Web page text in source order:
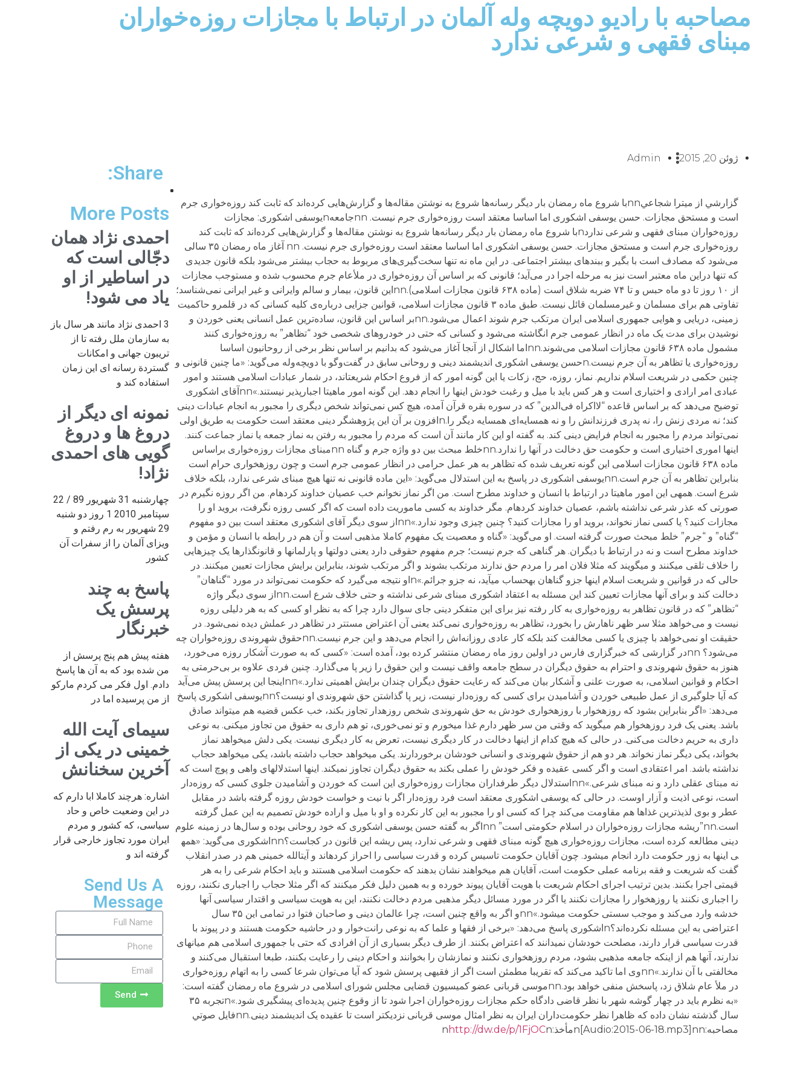
مصاحبه با راديو دويچه وله آلمان در ارتباط با مجازات روزه‌خواران
مبنای فقهی و شرعی ندارد
ژوئن 20, 2015 Admin
گزارشي از ميترا شجاعيnnبا شروع ماه رمضان بار دیگر رسانه‌ها شروع به نوشتن مقاله‌ها و گزارش‌هایی کرده‌اند که ثابت کند روزه‌خواری جرم
است و مستحق مجازات. حسن یوسفی اشکوری اما اساسا معتقد است روزه‌خواری جرم نیست. nnجامعهnیوسفی اشکوری: مجازات
روزه‌خواران مبنای فقهی و شرعی نداردnبا شروع ماه رمضان بار دیگر رسانه‌ها شروع به نوشتن مقاله‌ها و گزارش‌هایی کرده‌اند که ثابت کند
روزه‌خواری جرم است و مستحق مجازات. حسن یوسفی اشکوری اما اساسا معتقد است روزه‌خواری جرم نیست. nn آغاز ماه رمضان ۳۵ سالی
می‌شود که مصادف است با بگیر و ببندهای بیشتر اجتماعی. در این ماه نه تنها سخت‌‌گیری‌های مربوط به حجاب بیشتر می‌شود بلکه قانون جدیدی
که تنها دراین ماه معتبر است نیز به مرحله اجرا در می‌آید؛ قانونی که بر اساس آن روزه‌خواری در ملأعام جرم محسوب شده و مستوجب مجازات
از ۱۰ روز تا دو ماه حبس و تا ۷۴ ضربه شلاق است (ماده ۶۳۸ قانون مجازات اسلامی).nnاین قانون، بیمار و سالم وایرانی و غیر ایرانی نمی‌شناسد؛
تفاوتی هم برای مسلمان و غیرمسلمان قائل نیست. طبق ماده ۳ قانون مجازات اسلامی، قوانین جزایی درباره‌ی کلیه کسانی که در قلمرو حاکمیت
زمینی، دریایی و هوایی جمهوری اسلامی ایران مرتکب جرم شوند اعمال می‌‌شود.nnبر اساس این قانون، ساده‌ترین عمل انسانی یعنی خوردن و
نوشیدن برای مدت یک ماه در انظار عمومی جرم انگاشته می‌شود و کسانی که حتی در خودروهای شخصی خود “تظاهر” به روزه‌خواری کنند
مشمول ماده ۶۳۸ قانون مجازات اسلامی می‌شوند.nnاما اشکال از آنجا آغاز می‌شود که بدانیم بر اساس نظر برخی از روحانیون اساسا
روزه‌خواری یا تظاهر به آن جرم نیست.nحسن یوسفی اشکوری اندیشمند دینی و روحانی سابق در گفت‌وگو با دویچه‌وله می‌گوید: «ما چنین قانونی و
چنین حکمی در شریعت اسلام نداریم. نماز، روزه، حج، زکات یا این گونه امور که از فروع احکام شریعت​اند، در شمار عبادات اسلامی هستند و امور
عبادی امر ارادی و اختیاری است و هر کس باید با میل و رغبت خودش این​ها را انجام دهد. این گونه امور ماهیتا اجبارپذیر نیستند.»nnآقای اشکوری
توضیح می‌دهد که بر اساس قاعده “لااکراه فی‌الدین” که در سوره بقره قرآن آمده، هیچ کس نمی‌تواند شخص دیگری را مجبور به انجام عبادات دینی
کند؛ نه مردی زنش را، نه پدری فرزندانش را و نه همسایه‌ای همسایه دیگر را.nافزون بر آن این پژوهشگر دینی معتقد است حکومت به طریق اولی
نمی‌تواند مردم را مجبور به انجام فرایض دینی کند. به گفته او این کار مانند آن است که مردم را مجبور به رفتن به نماز جمعه یا نماز جماعت کنند.
اینها اموری اختیاری است و حکومت حق دخالت در آنها را ندارد.nnخلط مبحث بین دو واژه جرم و گناه nnمبنای مجازات روزه‌خواری براساس
ماده ۶۳۸ قانون مجازات اسلامی این گونه تعریف شده که تظاهر به هر عمل حرامی در انظار عمومی جرم است و چون روزه​خواری حرام است
بنابراین تظاهر به آن جرم است.nnیوسفی اشکوری در پاسخ به این استدلال می‌گوید: «این ماده قانونی نه تنها هیچ مبنای شرعی ندارد، بلکه خلاف
شرع است. همه​​ی این امور ماهیتا در ارتباط با انسان و خداوند مطرح است. من اگر نماز نخوانم خب عصیان خداوند کرده​ام. من اگر روزه نگیرم در
صورتی که عذر شرعی نداشته باشم، عصیان خداوند کرده​ام. مگر خداوند به کسی ماموریت داده است که اگر کسی روزه نگرفت، بروید او را
مجازات کنید؟ یا کسی نماز نخواند، بروید او را مجازات کنید؟ چنین چیزی وجود ندارد.»nnاز سوی دیگر آقای اشکوری معتقد است بین دو مفهوم
“گناه” و “جرم” خلط مبحث صورت گرفته است. او می‌گوید: «گناه و معصیت یک مفهوم کاملا مذهبی​ است و آن هم در رابطه با انسان و مؤمن و
خداوند مطرح است و نه در ارتباط با دیگران. هر گناهی که جرم نیست؛ جرم مفهوم حقوقی دارد یعنی دولت​ها و پارلمان​ها و قانون​گذارها یک چیزهایی
را خلاف تلقی می​کنند و می​گویند که مثلا فلان امر را مردم حق ندارند مرتکب بشوند و اگر مرتکب شوند، بنابراین برایش مجازات تعیین می​کنند. در
حالی که در قوانین و شریعت اسلام این​ها جزو گناهان به​حساب می​آید، نه جزو جرائم.»nاو نتیجه می‌گیرد که حکومت نمی‌تواند در مورد “گناهان”
دخالت کند و برای آنها مجازات تعیین کند این مسئله به اعتقاد اشکوری مبنای شرعی نداشته و حتی خلاف شرع است.nnاز سوی دیگر واژه
“تظاهر” که در قانون تظاهر به روزه‌خواری به کار رفته نیز برای این متفکر دینی جای سوال دارد چرا که به نظر او کسی که به هر دلیلی روزه
نیست و می‌خواهد مثلا سر ظهر ناهارش را بخورد، تظاهر به روزه‌خواری نمی‌کند یعنی آن اعتراض مستتر در تظاهر در عملش دیده نمی‌شود. در
حقیقت او نمی‌خواهد با چیزی یا کسی مخالفت کند بلکه کار عادی روزانه‌اش را انجام می‌د‌هد و این جرم نیست.nnحقوق شهروندی روزه‌خواران چه
می‌شود؟ nnدر گزارشی که خبرگزاری فارس در اولین روز ماه رمضان منتشر کرده بود، آمده است: «کسی که به صورت آشکار روزه می‌خورد،
هنوز به حقوق شهروندی و احترام به حقوق دیگران در سطح جامعه واقف نیست و این حقوق را زیر پا می‌گذارد. چنین فردی علاوه بر بی‌حرمتی به
احکام و قوانین اسلامی، به صورت علنی و‌ آشکار بیان می‌کند که رعایت حقوق دیگران چندان برایش اهمیتی ندارد.»nnاینجا این پرسش پیش می‌آید
که آیا جلوگیری از عمل طبیعی خوردن و آشامیدن برای کسی که روزه‌دار نیست، زیر پا گذاشتن حق شهروندی او نیست؟nnیوسفی اشکوری پاسخ
می‌دهد: «اگر بنابراین بشود که روزه​خوار با روزه​خواری خودش به حق شهروندی شخص روزه​دار تجاوز بکند، خب عکس قضیه هم می​تواند صادق
باشد. یعنی یک فرد روزه​خوار هم می​گوید که وقتی من سر ظهر دارم غذا می​خورم و تو نمی‌خوری، تو هم داری به حقوق من تجاوز می​کنی. به نوعی
داری به حریم دخالت می‌کنی. در حالی که هیچ کدام از این​ها دخالت در کار دیگری نیست، تعرض به کار دیگری نیست. یکی دلش می​خواهد نماز
بخواند، یکی دیگر نماز نخواند. هر دو هم از حقوق شهروندی و انسانی خودشان برخوردارند. یکی می​خواهد حجاب داشته باشد، یکی می​خواهد حجاب
نداشته باشد. امر اعتقادی است و اگر کسی عقیده و فکر خودش را عملی بکند به حقوق دیگران تجاوز نمی​کند. این​ها استدلال​های واهی و پوچ است که
نه مبنای عقلی دارد و نه مبنای شرعی.»nnاستدلال دیگر طرفداران مجازات روزه‌خواری این است که خوردن و آشامیدن جلوی کسی که روزه‌دار
است، نوعی اذیت و آزار اوست. در حالی که یوسفی اشکوری معتقد است فرد روزه‌دار اگر با نیت و خواست خودش روزه گرفته باشد در مقابل
عطر و بوی لذیذترین غذاها هم مقاومت می‌کند چرا که کسی او را مجبور به این کار نکرده و او با میل و اراده خودش تصمیم به این عمل گرفته
است.nn”ریشه مجازات روزه‌خواران در اسلام حکومتی است” nnاگر به گفته حسن یوسفی اشکوری که خود روحانی بوده و سال‌ها در زمینه علوم
دینی مطالعه کرده است، مجازات روزه‌خواری هیچ گونه مبنای فقهی و شرعی ندارد، پس ریشه این قانون در کجاست؟nnاشکوری می‌گوید: «همه​
ی این​ها به زور حکومت دارد انجام می​شود. چون آقایان حکومت تاسیس کرده​ و قدرت سیاسی را احراز کرده​اند و آیت​الله خمینی هم در صدر انقلاب
گفت که شریعت و فقه برنامه عملی حکومت است، آقایان هم می​خواهند نشان بدهند که حکومت اسلامی هستند و باید احکام شرعی را به هر
قیمتی اجرا بکنند. بدین ترتیب اجرای احکام شریعت با هویت آقایان پیوند خورده و به همین دلیل فکر می​کنند که اگر مثلا حجاب را اجباری نکنند، روزه
را اجباری نکنند یا روزه​خوار را مجازات نکنند یا اگر در مورد مسائل دیگر مذهبی مردم دخالت نکنند، این به هویت سیاسی و اقتدار سیاسی آن​ها
خدشه وارد می‌کند و موجب سستی حکومت می​شود.»nnو اگر به واقع چنین است، چرا عالمان دینی و صاحبان فتوا در تمامی این ۳۵ سال
اعتراضی به این مسئله نکرده‌اند؟nاشکوری پاسخ می‌دهد: «برخی از فقها و علما که به نوعی رانت‌خوار و در حاشیه حکومت هستند و در پیوند با
قدرت سیاسی قرار دارند، مصلحت خودشان نمی​دانند که اعتراض بکنند. از طرف دیگر بسیاری از آن افرادی که حتی با جمهوری اسلامی هم میانه​ای
ندارند، آن​ها هم از اینکه جامعه مذهبی بشود، مردم روزه​خواری نکنند و نمازشان را بخوانند و احکام دینی را رعایت بکنند، طبعا استقبال می‌کنند و
مخالفتی با آن ندارند.»nnوی اما تاکید می‌کند که تقریبا مطمئن است اگر از فقیهی پرسش شود که آیا می‌توان شرعا کسی را به اتهام روزه‌خواری
در ملأ عام شلاق زد، پاسخش منفی خواهد بود.nnموسی قربانی عضو کمیسیون قضایی مجلس شورای اسلامی در شروع ماه رمضان گفته است:
«به نظرم باید در چهار گوشه شهر با نظر قاضی دادگاه حکم مجازات روزه‌خواران اجرا شود تا از وقوع چنین پدیده‌ای پیشگیری شود.»nتجربه ۳۵
سال گذشته نشان داده که ظاهرا نظر حکومت‌داران ایران به نظر امثال موسی قربانی نزدیکتر است تا عقیده یک اندیشمند دینی.nnفايل صوتي
مصاحبه:n[Audio:2015-06-18.mp3]nnمأخذ:n
http://dw.de/p/1FjOCn
Share:
More Posts
احمدی نژاد همان
دجّالی است که
در اساطیر از او
یاد می شود!
3 احمدی نژاد مانند هر سال باز
به سازمان ملل رفته تا از
تریبون جهانی و امکانات
گستردة رسانه ای این زمان
استفاده کند و
نمونه ای دیگر از
دروغ ها و دروغ
گویی های احمدی
نژاد!
چهارشنبه 31 شهریور 89 / 22
سپتامبر 2010 1 روز دو شنبه
29 شهریور به رم رفتم و
ویزای آلمان را از سفرات آن
کشور
پاسخ به چند
پرسش یک
خبرنگار
هفته پیش هم پنج پرسش از
من شده بود که به آن ها پاسخ
دادم. اول فکر می کردم مارکو
از من پرسیده اما در
سیمای آیت الله
خمینی در یکی از
آخرین سخنانش
اشاره: هرچند کاملا ابا دارم که
در این وضعیت خاص و حاد
سیاسی، که کشور و مردم
ایران مورد تجاوز خارجی قرار
گرفته اند و
Send Us A
Message
Send